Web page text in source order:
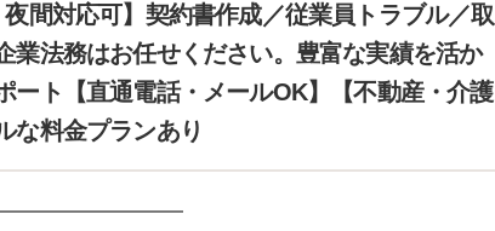
夜間対応可】契約書作成／従業員トラブル／取
業法務はお任せください。豊富な実績を活か
ート【直通電話・メールOK】【不動産・介護
な料金プランあり